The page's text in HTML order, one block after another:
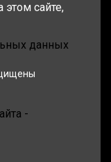
сайте,
данных
-